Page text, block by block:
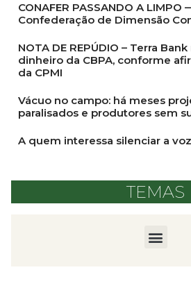
CONAFER PASSANDO A LIMPO
Confederação de Dimensão
NOTA DE REPÚDIO – Terra
dinheiro da CBPA, conforme
da CPMI
Vácuo no campo: há meses
paralisados e produtores sem
A quem interessa silenciar a
TEMAS